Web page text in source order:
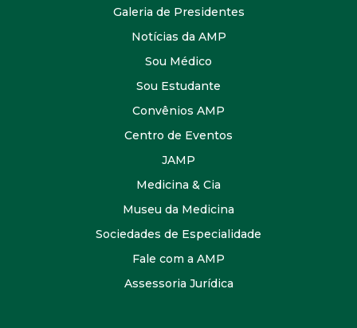
Galeria de Presidentes
Notícias da AMP
Sou Médico
Sou Estudante
Convênios AMP
Centro de Eventos
JAMP
Medicina & Cia
Museu da Medicina
Sociedades de Especialidade
Fale com a AMP
Assessoria Jurídica